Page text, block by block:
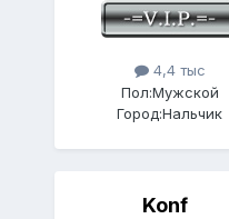
4,4 тыс
Пол:Мужской
Город:Нальчик
Konf